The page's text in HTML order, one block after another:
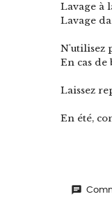
Lavage à
Lavage
N'utilisez
En cas de
Laissez
En été,